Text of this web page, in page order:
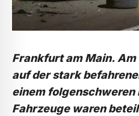
Frankfurt am Main. Am
auf der stark
einem folgenschweren
Fahrzeuge waren